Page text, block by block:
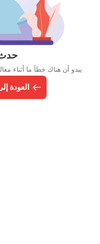
يبدو أن هناك خطأ ما أثناء
العودة